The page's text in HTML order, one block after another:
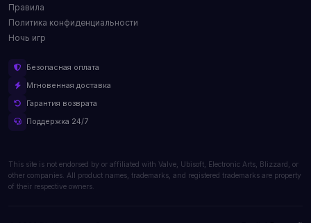
Правила
Политика конфиденциальности
Ночь игр
Безопасная оплата
Мгновенная доставка
Гарантия возврата
Поддержка 24/7
This site is not endorsed by or affiliated with Valve, Ubisoft, Electronic Arts, Blizzard, or
other companies. All product names, trademarks, and registered trademarks are property
of their respective owners.